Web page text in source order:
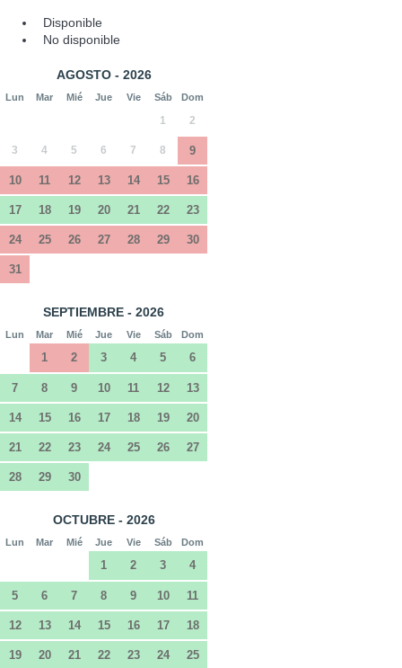
Disponible
No disponible
AGOSTO - 2026
Lun Mar Mié Jue Vie Sáb Dom
1 2
3 4 5 6 7 8 9
10 11 12 13 14 15 16
17 18 19 20 21 22 23
24 25 26 27 28 29 30
31
SEPTIEMBRE - 2026
Lun Mar Mié Jue Vie Sáb Dom
1 2 3 4 5 6
7 8 9 10 11 12 13
14 15 16 17 18 19 20
21 22 23 24 25 26 27
28 29 30
OCTUBRE - 2026
Lun Mar Mié Jue Vie Sáb Dom
1 2 3 4
5 6 7 8 9 10 11
12 13 14 15 16 17 18
19 20 21 22 23 24 25